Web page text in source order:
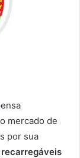
mercado de
por sua